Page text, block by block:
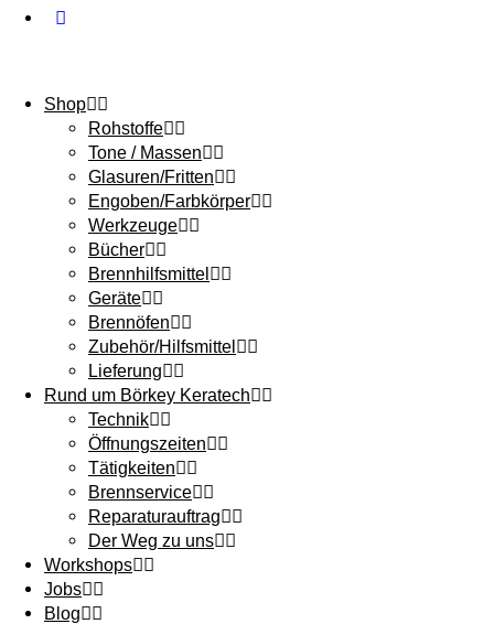
Shop
Rohstoffe
Tone / Massen
Glasuren/Fritten
Engoben/Farbkörper
Werkzeuge
Bücher
Brennhilfsmittel
Geräte
Brennöfen
Zubehör/Hilfsmittel
Lieferung
Rund um Börkey Keratech
Technik
Öffnungszeiten
Tätigkeiten
Brennservice
Reparaturauftrag
Der Weg zu uns
Workshops
Jobs
Blog